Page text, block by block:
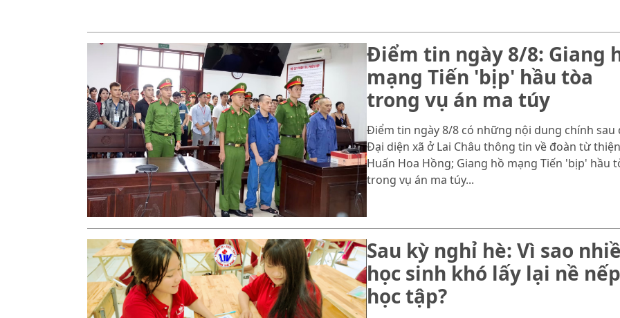
Điểm tin ngày 8/8: Giang
mạng Tiến 'bịp' hầu tòa
trong vụ án ma túy
Điểm tin ngày 8/8 có những nội dung chính sau
Đại diện xã ở Lai Châu thông tin về đoàn từ
Huấn Hoa Hồng; Giang hồ mạng Tiến 'bịp' hầu
trong vụ án ma túy...
Sau kỳ nghỉ hè: Vì sao
học sinh khó lấy lại nề nếp
học tập?